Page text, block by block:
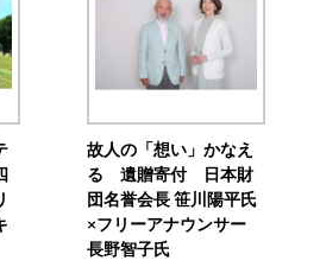
故人の「想い」かなえ
る 遺贈寄付 日本財
団名誉会長 笹川陽平氏
×フリーアナウンサー
長野智子氏